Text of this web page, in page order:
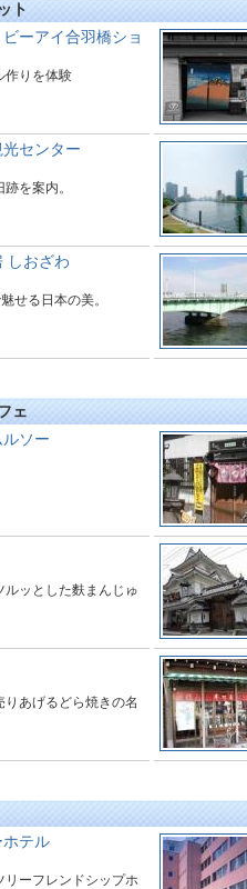
ト
ーアイ合羽橋ショ
作りを体験
センター
を案内。
しおざわ
せる日本の美。
ェ
ソー
ルッとした麩まんじゅ
りあげるどら焼きの名
テル
リーフレンドシップホ